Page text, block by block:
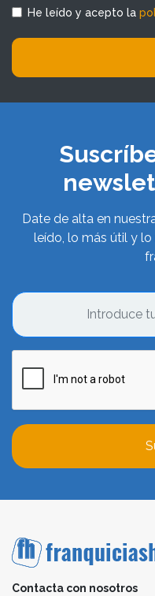
He leído y acepto la
Date de alta en
leído, lo más útil y
Contacta con nosotros